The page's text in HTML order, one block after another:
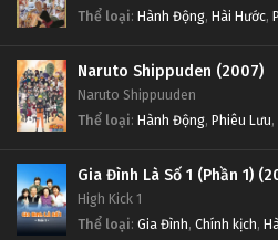
Thể loại: Hành Động, Hài Hước,
Naruto Shippuden (2007)
Naruto Shippuuden
Thể loại: Hành Động, Phiêu Lưu,
Gia Đình Là Số 1 (Phần 1)
High Kick 1
Thể loại: Gia Đình, Chính kịch,